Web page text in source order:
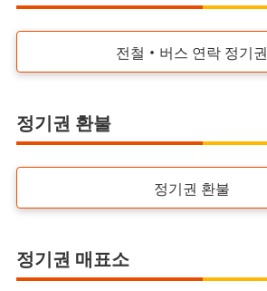
전철・버스 연락 정기권
정기권 환불
정기권 환불
정기권 매표소